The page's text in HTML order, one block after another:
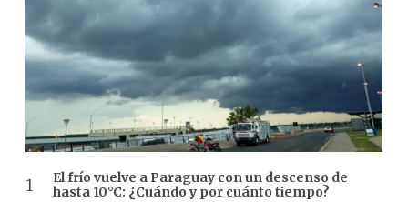
El frío vuelve a Paraguay con un descenso de
hasta 10°C: ¿Cuándo y por cuánto tiempo?